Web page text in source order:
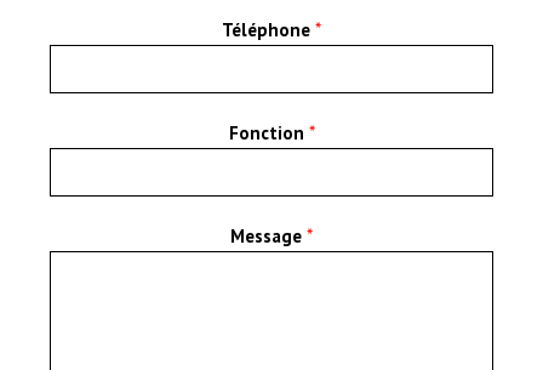
Téléphone *
Fonction *
Message *